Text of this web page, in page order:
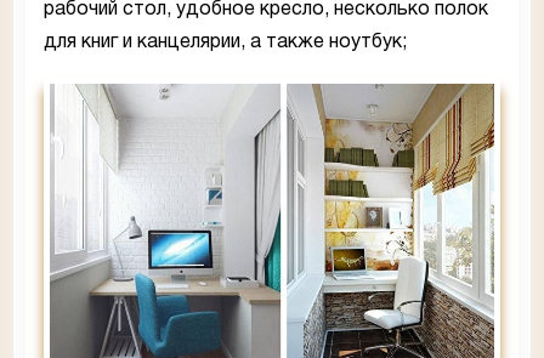
рабочий стол, удобное кресло, несколько полок
для книг и канцелярии, а также ноутбук;